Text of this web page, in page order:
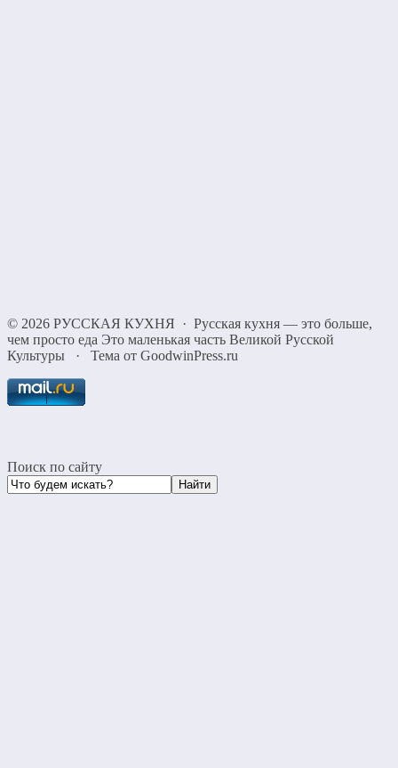
© 2026 РУССКАЯ КУХНЯ · Русская кухня — это больше,
чем просто еда Это маленькая часть Великой Русской
Культуры
· Тема от GoodwinPress.ru
Поиск по сайту